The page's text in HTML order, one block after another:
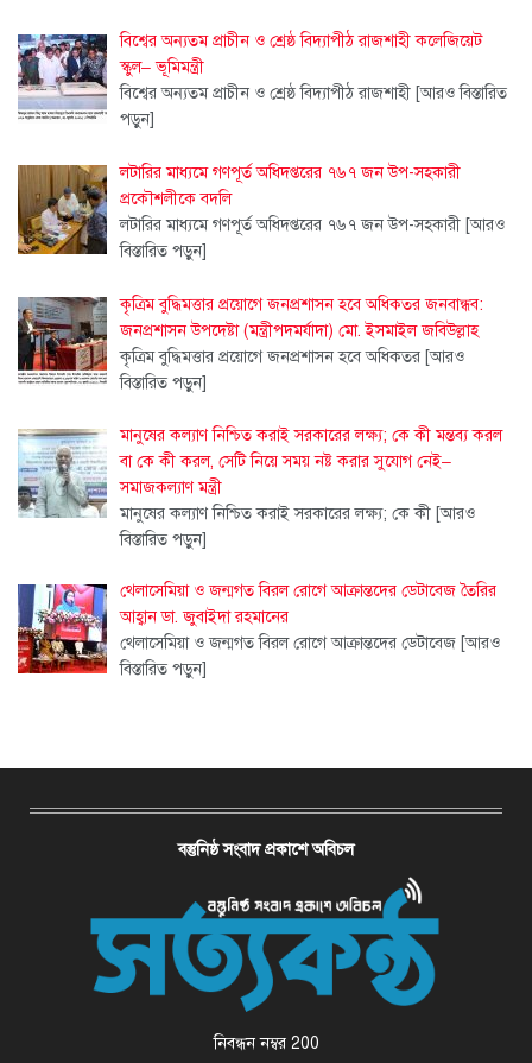
বিশ্বের অন্যতম প্রাচীন ও শ্রেষ্ঠ বিদ্যাপীঠ রাজশাহী কলেজিয়েট
স্কুল– ভূমিমন্ত্রী
বিশ্বের অন্যতম প্রাচীন ও শ্রেষ্ঠ বিদ্যাপীঠ রাজশাহী [আরও বিস্তারিত
পড়ুন]
লটারির মাধ্যমে গণপূর্ত অধিদপ্তরের ৭৬৭ জন উপ-সহকারী
প্রকৌশলীকে বদলি
লটারির মাধ্যমে গণপূর্ত অধিদপ্তরের ৭৬৭ জন উপ-সহকারী [আরও
বিস্তারিত পড়ুন]
কৃত্রিম বুদ্ধিমত্তার প্রয়োগে জনপ্রশাসন হবে অধিকতর জনবান্ধব:
জনপ্রশাসন উপদেষ্টা (মন্ত্রীপদমর্যাদা) মো. ইসমাইল জবিউল্লাহ
কৃত্রিম বুদ্ধিমত্তার প্রয়োগে জনপ্রশাসন হবে অধিকতর [আরও
বিস্তারিত পড়ুন]
মানুষের কল্যাণ নিশ্চিত করাই সরকারের লক্ষ্য; কে কী মন্তব্য করল
বা কে কী করল, সেটি নিয়ে সময় নষ্ট করার সুযোগ নেই–
সমাজকল্যাণ মন্ত্রী
মানুষের কল্যাণ নিশ্চিত করাই সরকারের লক্ষ্য; কে কী [আরও
বিস্তারিত পড়ুন]
থেলাসেমিয়া ও জন্মগত বিরল রোগে আক্রান্তদের ডেটাবেজ তৈরির
আহ্বান ডা. জুবাইদা রহমানের
থেলাসেমিয়া ও জন্মগত বিরল রোগে আক্রান্তদের ডেটাবেজ [আরও
বিস্তারিত পড়ুন]
বস্তুনিষ্ঠ সংবাদ প্রকাশে অবিচল
নিবন্ধন নম্বর 200